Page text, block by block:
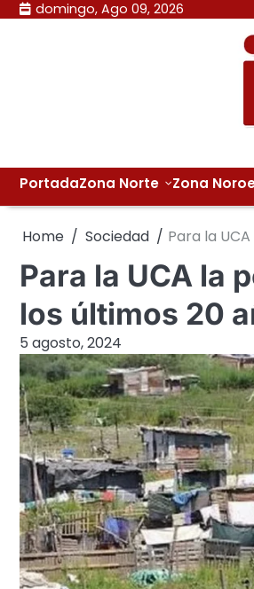
Skip domingo, Ago 09, 2026
PortadaZona Norte Zona
Home Sociedad Para la
Para la UCA la
los últimos 20
5 agosto, 2024